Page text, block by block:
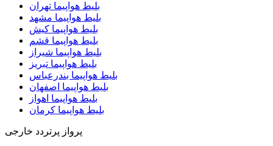
بلیط هواپیما تهران
بلیط هواپیما مشهد
بلیط هواپیما کیش
بلیط هواپیما قشم
بلیط هواپیما شیراز
بلیط هواپیما تبریز
بلیط هواپیما بندرعباس
بلیط هواپیما اصفهان
بلیط هواپیما اهواز
بلیط هواپیما کرمان
پرواز پرتردد خارجی